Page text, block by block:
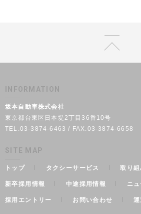
INFORMATION
坂本自動車株式会社
東京都台東区日本堤2丁目36番10号
TEL.03-3874-6463 / FAX.03-3874-6658
SITE MAP
トップ タクシーサービス
取り
新卒採用情報
中途採用情報
ニ
採用エントリー
お問い合わせ